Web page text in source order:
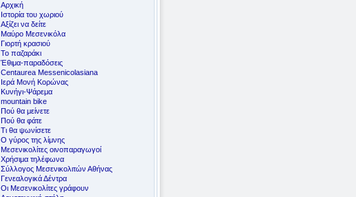
Αρχική
Ιστορία του χωριού
Αξίζει να δείτε
Μαύρο Μεσενικόλα
Γιορτή κρασιού
Το παζαράκι
Έθιμα-παραδόσεις
Centaurea Messenicolasiana
Ιερά Μονή Κορώνας
Kυνήγι-Ψάρεμα
mountain bike
Πoύ θα μείνετε
Πού θα φάτε
Τι θα ψωνίσετε
Ο γύρος της λίμνης
Μεσενικολίτες οινοπαραγωγοί
Χρήσιμα τηλέφωνα
Σύλλογος Μεσενικολιτών Αθήνας
Γενεαλογικά Δέντρα
Οι Μεσενικολίτες γράφουν